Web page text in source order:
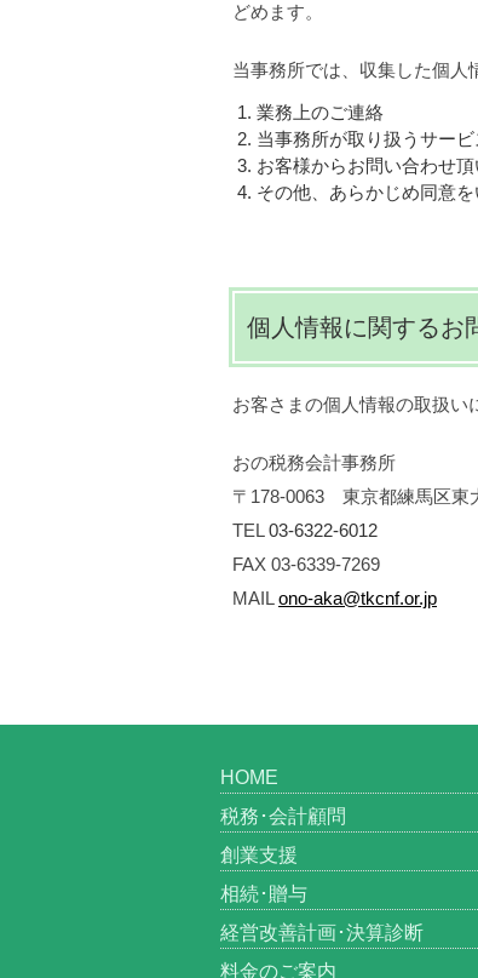
どめます。
当事務所では、収集した個人
業務上のご連絡
当事務所が取り扱うサー
お客様からお問い合わせ
その他、あらかじめ同意
個人情報に関するお
お客さまの個人情報の取扱い
おの税務会計事務所
〒178-0063 東京都練馬区東
TEL 03-6322-6012
FAX 03-6339-7269
MAIL ono-aka@tkcnf.or.jp
HOME
税務･会計顧問
創業支援
相続･贈与
経営改善計画･決算診断
料金のご案内